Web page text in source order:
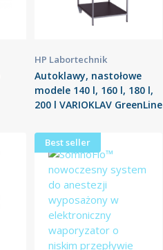
HP Labortechnik
Autoklawy, nastołowe
modele 140 l, 160 l, 180 l,
200 l VARIOKLAV GreenLine
Best seller